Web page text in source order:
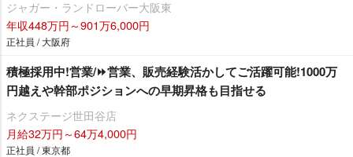
ジャガー・ランドローバー大阪東
年収448万円～901万6,000円
正社員 / 大阪府
積極採用中!営業/⏩️営業、販売経験活かしてご活躍可能!1000万
円越えや幹部ポジションへの早期昇格も目指せる
ネクステージ世田谷店
月給32万円～64万4,000円
正社員 / 東京都